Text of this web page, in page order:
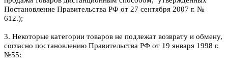
Постановление Правительства РФ от 27 сентября 2007 г. №
612.);
3. Некоторые категории товаров не подлежат возврату и обмену,
согласно постановлению Правительства РФ от 19 января 1998 г.
№55: